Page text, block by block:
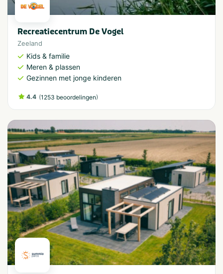
Recreatiecentrum De Vogel
Zeeland
Kids & familie
Meren & plassen
Gezinnen met jonge kinderen
4.4 (1253 beoordelingen)